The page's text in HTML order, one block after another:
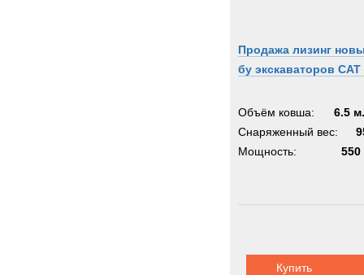
Продажа лизинг
бу экскаваторов CAT
Объём ковша:
6.5
Снаряженный вес:
Мощность:
550
Купить